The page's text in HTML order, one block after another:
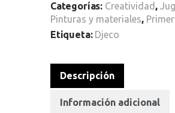
Categorías: Creatividad ,
Pinturas y materiales,
Etiqueta: Djeco
Descripción
Información adicional